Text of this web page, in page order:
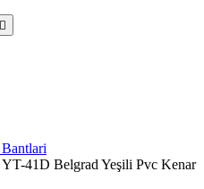

YT-41D Belgrad Yeşili Pvc Kenar